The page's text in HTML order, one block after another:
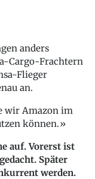
anders
Cargo-Frachtern
Flieger
an.
wir Amazon im
können.
auf. Vorerst ist
Später
werden.